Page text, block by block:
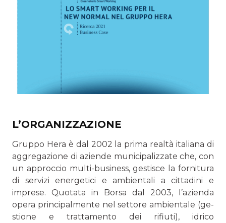
L’ORGANIZZAZIONE
Gruppo Hera è dal 2002 la prima realtà italiana di
aggre­gazione di aziende municipalizzate che, con
un approccio multi-business, gestisce la fornitura
di servizi energetici e ambientali a cittadini e
imprese. Quotata in Borsa dal 2003, l’azienda
opera principalmente nel settore ambientale (ge­
stione e trattamento dei rifiuti), idrico